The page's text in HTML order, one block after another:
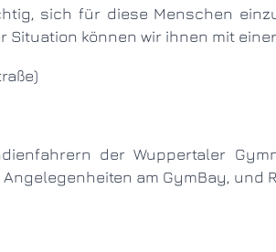
sich für diese Menschen
Situation können wir ihnen mit
am GymBay, und